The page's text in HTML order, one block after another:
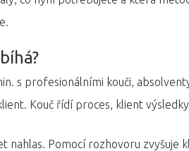
s profesionálními kouči,
Kouč řídí proces, klient
nahlas. Pomocí rozhovoru zvyšuje